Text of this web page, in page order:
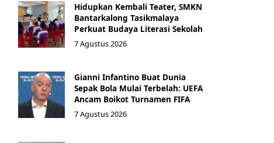
Hidupkan Kembali Teater, SMKN
Bantarkalong Tasikmalaya
Perkuat Budaya Literasi Sekolah
7 Agustus 2026
Gianni Infantino Buat Dunia
Sepak Bola Mulai Terbelah: UEFA
Ancam Boikot Turnamen FIFA
7 Agustus 2026